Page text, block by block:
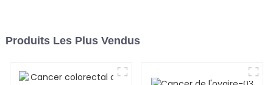
Produits Les Plus Vendus